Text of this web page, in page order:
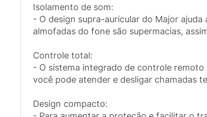
Isolamento de som:
- O design supra-auricular do Major
almofadas do fone são supermacias,
Controle total:
- O sistema integrado de controle
você pode atender e desligar chamadas
Design compacto: